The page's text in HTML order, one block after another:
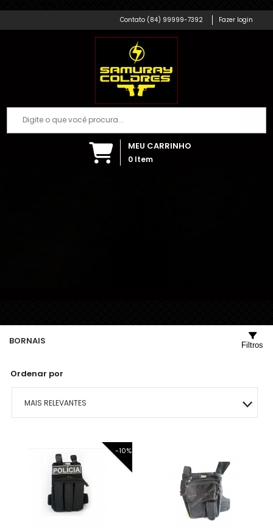
(84) 99999-7392
Fazer login
MEU CARRINHO
0 Item
BORNAIS
Ordenar por
MAIS RELEVANTES
MENOR PREÇO
MAIOR PREÇO
Filtros
-10%